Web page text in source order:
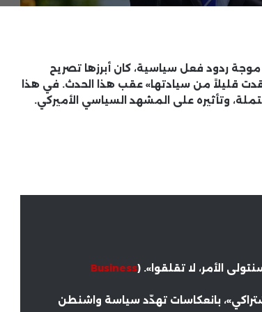
ردود فعل سياسية، كان أبرزها تصريح
قليلاً من سيادتها» عقب هذا الحدث. في هذا
وتأثيره على المشهد السياسي الأميركي.
الأمر، لا تقلقوا». (Business
بانعكاسات تهدّد سياسة واشنطن